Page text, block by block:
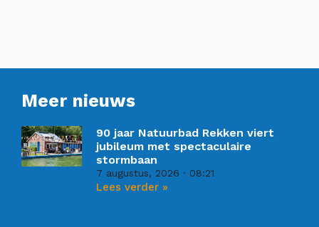
Meer nieuws
90 jaar Natuurbad Rekken viert
jubileum met spectaculaire
stormbaan
7 augustus, 2026 08:21
Lees verder »